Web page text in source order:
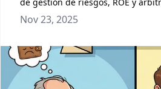
Nov 23, 2025